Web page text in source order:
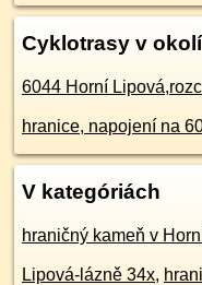
Cyklotrasy v okolí
6044 Horní
hranice, napojení na
V kategóriách
hraničný kameň v
Lipová-lázně 34x,